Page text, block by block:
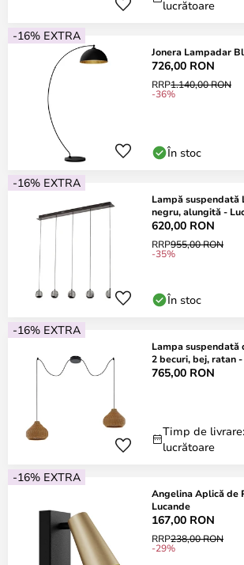
lucrătoare
-16% EXTRA
Jonera Lampadar
726,00 RON
RRP1.140,00 RON
-36%
În stoc
-16% EXTRA
Lampă suspendată
negru, alungită -
620,00 RON
RRP955,00 RON
-35%
În stoc
-16% EXTRA
Lampa suspendată
2 becuri, bej, ratan
765,00 RON
Timp de
lucrătoare
-16% EXTRA
Angelina Aplică de
Lucande
167,00 RON
RRP238,00 RON
-29%